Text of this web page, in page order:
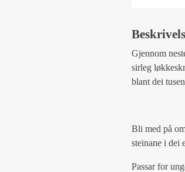
Gjennom
sirleg
blant dei
Bli med på
steinane i dei
Passar for